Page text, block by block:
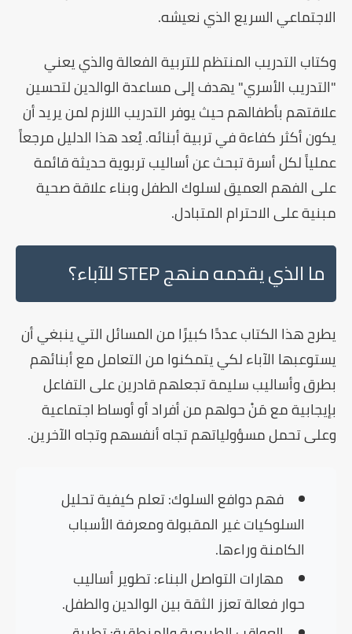
الاجتماعي السريع الذي نعيشه.
وكتاب التدريب المنتظم للتربية الفعالة والذي يعني
"التدريب الأسري"يهدف إلى مساعدة الوالدين لتحسين
علاقتهم بأطفالهم حيث يوفر التدريب اللازم لمن يريد أن
يكون أكثر كفاءة في تربية أبنائه. يُعد هذا الدليل مرجعاً
عملياً لكل أسرة تبحث عن أساليب تربوية حديثة قائمة
علىالفهم العميق لسلوك الطفلوبناء علاقة صحية
مبنية على الاحترام المتبادل.
ما الذي يقدمه منهج STEP للآباء؟
يطرح هذا الكتاب عددًا كبيرًا من المسائل التي ينبغي أن
يستوعبها الآباء لكي يتمكنوا من التعامل مع أبنائهم
بطرق وأساليب سليمة تجعلهم قادرين على التفاعل
بإيجابية مع مَنْ حولهم من أفراد أو أوساط اجتماعية
وعلى تحمل مسؤولياتهم تجاه أنفسهم وتجاه الآخرين.
فهم دوافع السلوك:تعلم كيفية تحليل
السلوكيات غير المقبولة ومعرفة الأسباب
الكامنة وراءها.
مهارات التواصل البناء:تطوير أساليب
حوار فعالة تعزز الثقة بين الوالدين والطفل.